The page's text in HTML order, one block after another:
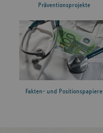
Präventionsprojekte
Fakten- und Positionspapiere